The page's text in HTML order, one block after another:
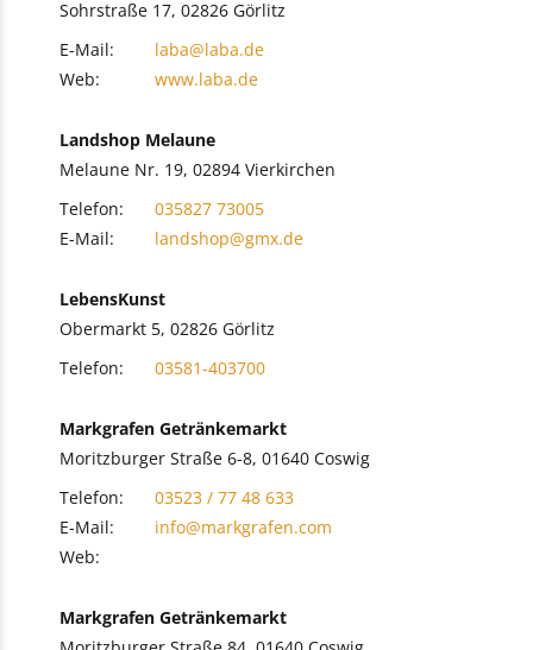
Sohrstraße 17, 02826 Görlitz
E-Mail:
laba@laba.de
Web:
www.laba.de
Landshop Melaune
Melaune Nr. 19, 02894 Vierkirchen
Telefon:
035827 73005
E-Mail:
landshop@gmx.de
LebensKunst
Obermarkt 5, 02826 Görlitz
Telefon:
03581-403700
Markgrafen Getränkemarkt
Moritzburger Straße 6-8, 01640 Coswig
Telefon:
03523 / 77 48 633
E-Mail:
info@markgrafen.com
Web:
Markgrafen Getränkemarkt